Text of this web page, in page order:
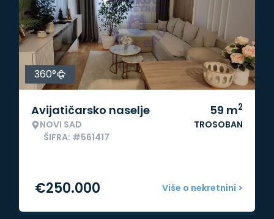
360°
Avijatičarsko naselje
NOVI SAD
ŠIFRA: #561417
59 m2
TROSOBAN
Više o nekretnini >
€250.000